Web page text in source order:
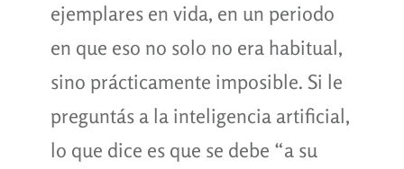
ejemplares en vida, en un periodo
en que eso no solo no era habitual,
sino prácticamente imposible. Si le
preguntás a la inteligencia artificial,
lo que dice es que se debe “a su